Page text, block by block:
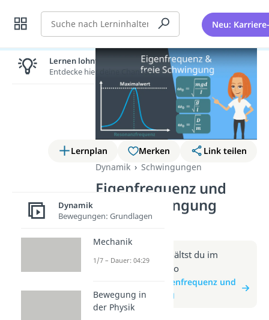
Suche Neu:
Lernplan Merken
Link teilen
Dynamik
Schwingungen
Eigenfrequenz und
freie Schwingung
(Video)
Weitere Infos erhältst du im
Beitrag zum Video
zum Beitrag: Eigenfrequenz und
freie Schwingung
Lernen lohnt sich!
Entdecke hier deine Chancen.
Dynamik
Bewegungen: Grundlagen
Mechanik
1/7 – Dauer: 04:29
Bewegung in
der Physik